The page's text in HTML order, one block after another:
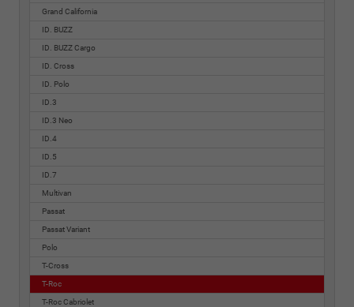
Grand California
ID. BUZZ
ID. BUZZ Cargo
ID. Cross
ID. Polo
ID.3
ID.3 Neo
ID.4
ID.5
ID.7
Multivan
Passat
Passat Variant
Polo
T-Cross
T-Roc
T-Roc Cabriolet